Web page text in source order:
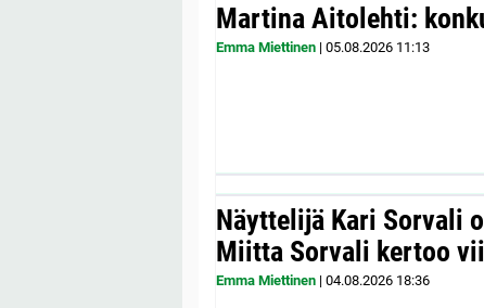
Martina Aitolehti:
Emma Miettinen | 05.08.2026 11:13
Näyttelijä Kari Sorvali
Miitta Sorvali kertoo
Emma Miettinen | 04.08.2026 18:36